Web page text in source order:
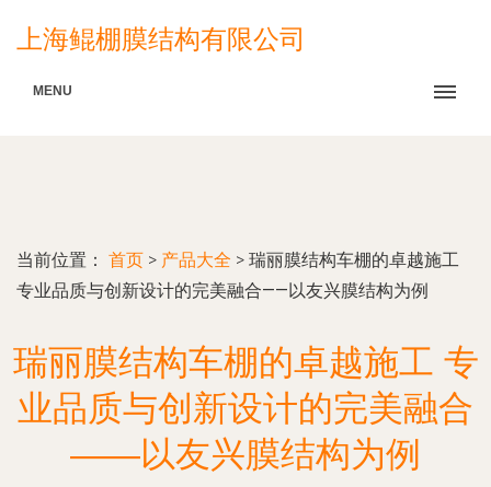
上海鲲棚膜结构有限公司
MENU
当前位置： 首页 > 产品大全 > 瑞丽膜结构车棚的卓越施工
专业品质与创新设计的完美融合——以友兴膜结构为例
瑞丽膜结构车棚的卓越施工 专
业品质与创新设计的完美融合
——以友兴膜结构为例